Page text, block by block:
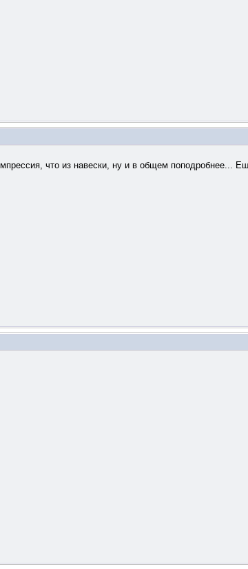
что из навески, ну и в общем поподробнее...